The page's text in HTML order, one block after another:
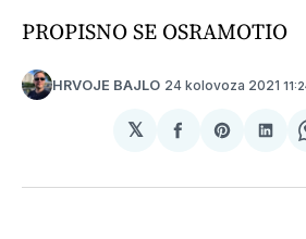
PROPISNO SE OSRAMOTIO
HRVOJE BAJLO 24 kolovoza 2021
𝕏
podijeliShare